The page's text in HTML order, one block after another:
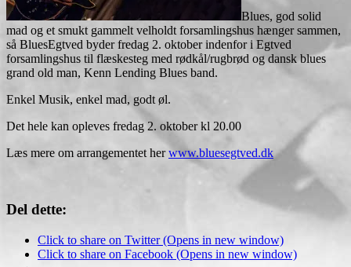
Blues, god solid
mad og et smukt gammelt velholdt forsamlingshus hænger sammen,
så BluesEgtved byder fredag 2. oktober indenfor i Egtved
forsamlingshus til flæskesteg med rødkål/rugbrød og dansk blues
grand old man, Kenn Lending Blues band.
Enkel Musik, enkel mad, godt øl.
Det hele kan opleves fredag 2. oktober kl 20.00
Læs mere om arrangementet herwww.bluesegtved.dk
Del dette:
Click to share on Twitter (Opens in new window)
Click to share on Facebook (Opens in new window)